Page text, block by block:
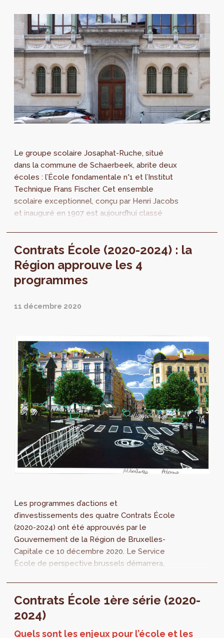
Le groupe scolaire Josaphat-Ruche, situé
dans la commune de Schaerbeek, abrite deux
écoles : l’École fondamentale n°1 et l’Institut
Technique Frans Fischer. Cet ensemble
scolaire exceptionnel, conçu par Henri Jacobs
et inauguré en 1907 est aujourd’hui classé
Contrats École (2020-2024) : la
Région approuve les 4
programmes
11 décembre 2020
Les programmes d’actions et
d’investissements des quatre Contrats École
(2020-2024) ont été approuvés par le
Gouvernement de la Région de Bruxelles-
Capitale ce 10 décembre 2020. Le Service
École de perspective.brussels démarrera,
concernés.
Contrats École 1ère série (2020-
2024)
Quels sont les enjeux pour l’école et les